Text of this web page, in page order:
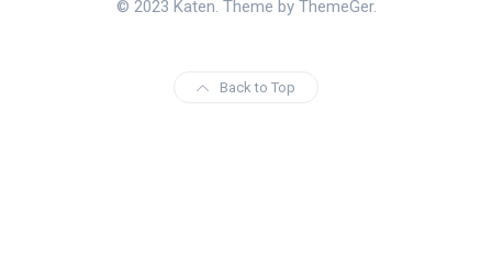
© 2023 Katen. Theme by ThemeGer.
Back to Top